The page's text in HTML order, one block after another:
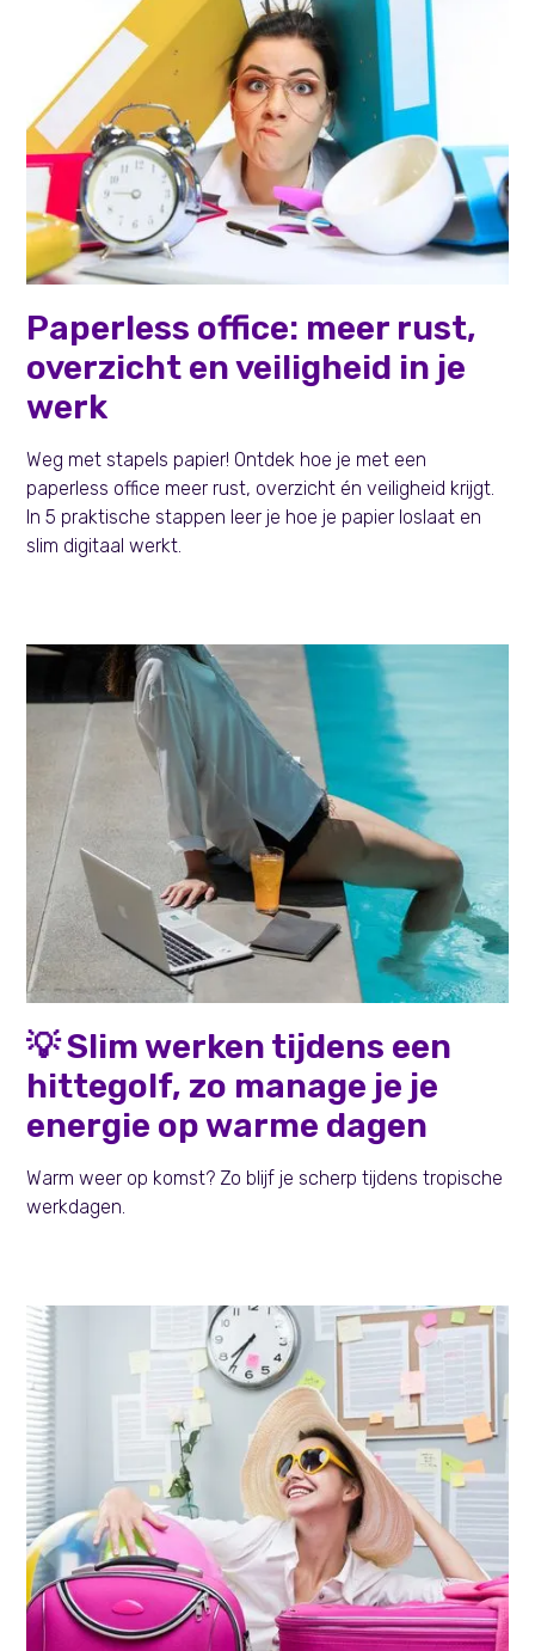
Persoonlijke effectiviteit
Paperless office: meer rust,
overzicht en veiligheid in je
werk
Weg met stapels papier! Ontdek hoe je met een
paperless office meer rust, overzicht én veiligheid krijgt.
In 5 praktische stappen leer je hoe je papier loslaat en
slim digitaal werkt.
Persoonlijke effectiviteit
💡 Slim werken tijdens een
hittegolf, zo manage je je
energie op warme dagen
Warm weer op komst? Zo blijf je scherp tijdens tropische
werkdagen.